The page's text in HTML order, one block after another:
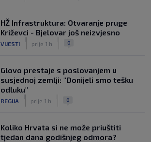
HŽ Infrastruktura: Otvaranje pruge
Križevci - Bjelovar još neizvjesno
VIJESTI prije 1 h 0
Glovo prestaje s poslovanjem u
susjednoj zemlji: "Donijeli smo tešku
odluku"
REGIJA prije 1 h 0
Koliko Hrvata si ne može priuštiti
tjedan dana godišnjeg odmora?